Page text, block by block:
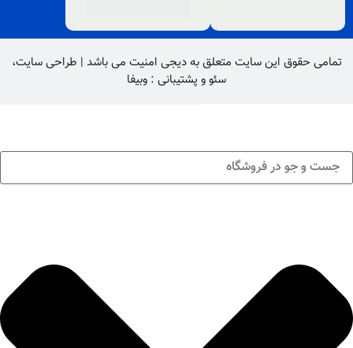
تمامی حقوق این سایت متعلق بهدیجی امنیت می باشد | طراحی سایت،
سئوو پشتیبانی : وبیفا